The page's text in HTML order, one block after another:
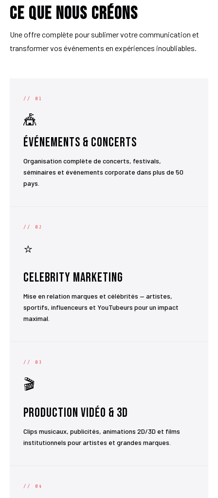
Ce que nous créons
Une offre complète pour sublimer votre communication et
transformer vos événements en expériences inoubliables.
// 01
🎪
Événements & Concerts
Organisation complète de concerts, festivals,
séminaires et événements corporate dans plus de 50
pays.
// 02
⭐
Celebrity Marketing
Mise en relation marques et célébrités — artistes,
sportifs, influenceurs et YouTubeurs pour un impact
maximal.
// 03
🎬
Production Vidéo & 3D
Clips musicaux, publicités, animations 2D/3D et films
institutionnels pour artistes et grandes marques.
// 04